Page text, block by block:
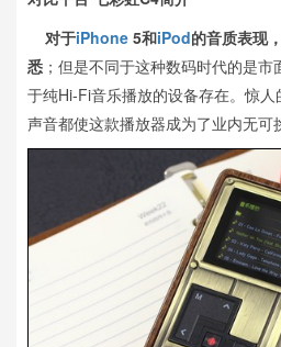
对于iPhone 5和iPod的音质表现
悉 ；但是不同于这种数码时代的是
于纯Hi-Fi音乐播放的设备存在。惊人
声音都使这款播放器成为了业内无可